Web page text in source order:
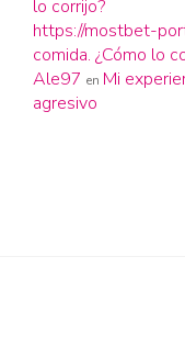
lo corrijo?
https://mostbet-
comida. ¿Cómo lo
Ale97 en Mi
agresivo